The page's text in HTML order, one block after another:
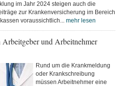
im Jahr 2024 steigen auch die
zur Krankenversicherung im Bereich
voraussichtlich... mehr lesen
und Arbeitnehmer
Rund um die Krankmeldung
oder Krankschreibung
müssen Arbeitnehmer eine